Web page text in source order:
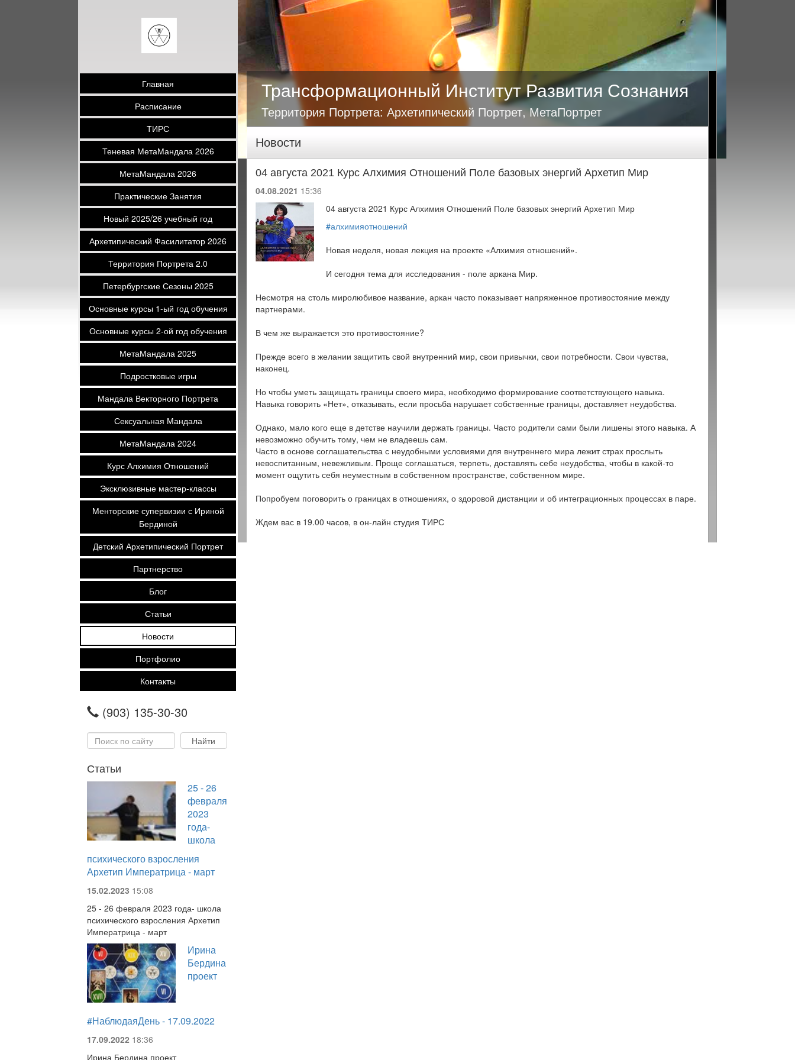
Главная
Расписание
ТИРС
Теневая МетаМандала 2026
МетаМандала 2026
Практические Занятия
Новый 2025/26 учебный год
Архетипический Фасилитатор 2026
Территория Портрета 2.0
Петербургские Сезоны 2025
Основные курсы 1-ый год обучения
Основные курсы 2-ой год обучения
МетаМандала 2025
Подростковые игры
Мандала Векторного Портрета
Сексуальная Мандала
МетаМандала 2024
Курс Алхимия Отношений
Эксклюзивные мастер-классы
Менторские супервизии с Ириной
Бердиной
Детский Архетипический Портрет
Партнерство
Блог
Статьи
Новости
Портфолио
Контакты
(903) 135-30-30
Статьи
25 - 26
февраля
2023
года-
школа
психического взросления
Архетип Императрица - март
15.02.2023 15:08
25 - 26 февраля 2023 года- школа
психического взросления Архетип
Императрица - март
Ирина
Бердина
проект
#НаблюдаяДень - 17.09.2022
17.09.2022 18:36
Ирина Бердина проект
Трансформационный Институт Развития Сознания
Территория Портрета: Архетипический Портрет, МетаПортрет
Новости
04 августа 2021 Курс Алхимия Отношений Поле базовых энергий Архетип Мир
04.08.2021 15:36
04 августа 2021 Курс Алхимия Отношений Поле базовых энергий Архетип Мир
#алхимияотношений
Новая неделя, новая лекция на проекте «Алхимия отношений».
И сегодня тема для исследования - поле аркана Мир.
Несмотря на столь миролюбивое название, аркан часто показывает напряженное противостояние между
партнерами.
В чем же выражается это противостояние?
Прежде всего в желании защитить свой внутренний мир, свои привычки, свои потребности. Свои чувства,
наконец.
Но чтобы уметь защищать границы своего мира, необходимо формирование соответствующего навыка.
Навыка говорить «Нет», отказывать, если просьба нарушает собственные границы, доставляет неудобства.
Однако, мало кого еще в детстве научили держать границы. Часто родители сами были лишены этого навыка. А
невозможно обучить тому, чем не владеешь сам.
Часто в основе соглашательства с неудобными условиями для внутреннего мира лежит страх прослыть
невоспитанным, невежливым. Проще соглашаться, терпеть, доставлять себе неудобства, чтобы в какой-то
момент ощутить себя неуместным в собственном пространстве, собственном мире.
Попробуем поговорить о границах в отношениях, о здоровой дистанции и об интеграционных процессах в паре.
Ждем вас в 19.00 часов, в он-лайн студия ТИРС